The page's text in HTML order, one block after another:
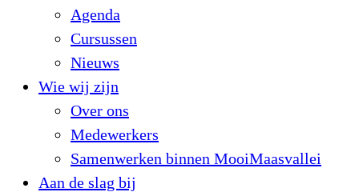
Agenda
Cursussen
Nieuws
Wie wij zijn
Over ons
Medewerkers
Samenwerken binnen MooiMaasvallei
Aan de slag bij